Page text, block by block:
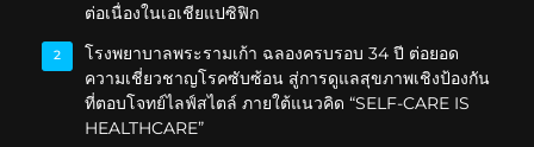
ต่อเนื่องในเอเชียแปซิฟิก
2
โรงพยาบาลพระรามเก้า ฉลองครบรอบ 34 ปี ต่อยอด
ความเชี่ยวชาญโรคซับซ้อน สู่การดูแลสุขภาพเชิงป้องกัน
ที่ตอบโจทย์ไลฟ์สไตล์ ภายใต้แนวคิด “SELF-CARE IS
HEALTHCARE”